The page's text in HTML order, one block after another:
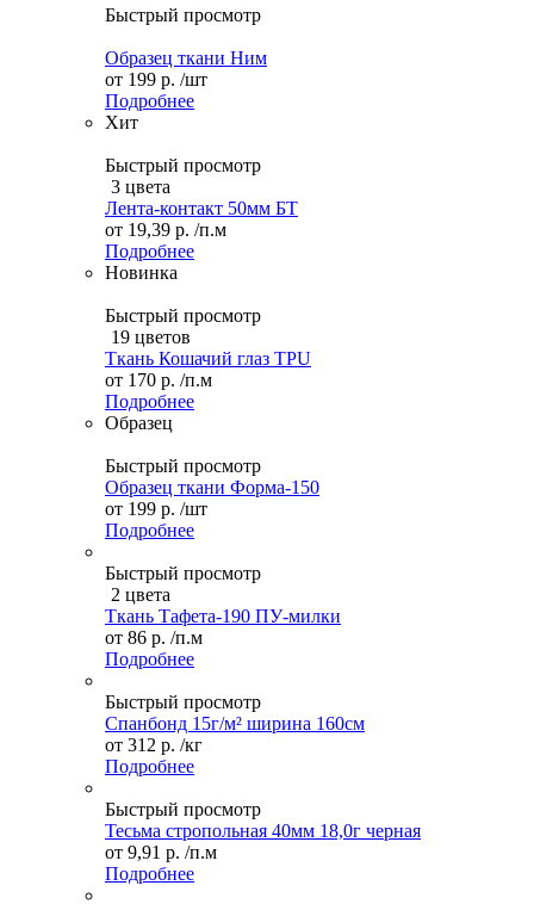
Быстрый просмотр
Образец ткани Ним
от 199 р. /шт
Подробнее
Хит
Быстрый просмотр
3 цвета
Лента-контакт 50мм БТ
от 19,39 р. /п.м
Подробнее
Новинка
Быстрый просмотр
19 цветов
Ткань Кошачий глаз TPU
от 170 р. /п.м
Подробнее
Образец
Быстрый просмотр
Образец ткани Форма-150
от 199 р. /шт
Подробнее
Быстрый просмотр
2 цвета
Ткань Тафета-190 ПУ-милки
от 86 р. /п.м
Подробнее
Быстрый просмотр
Спанбонд 15г/м² ширина 160см
от 312 р. /кг
Подробнее
Быстрый просмотр
Тесьма стропольная 40мм 18,0г черная
от 9,91 р. /п.м
Подробнее